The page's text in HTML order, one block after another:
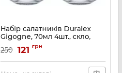
Набір салатників Duralex
Gigogne, 70мл 4шт., скло,
прозорий
Артикул: 2021AC04
250 121 грн